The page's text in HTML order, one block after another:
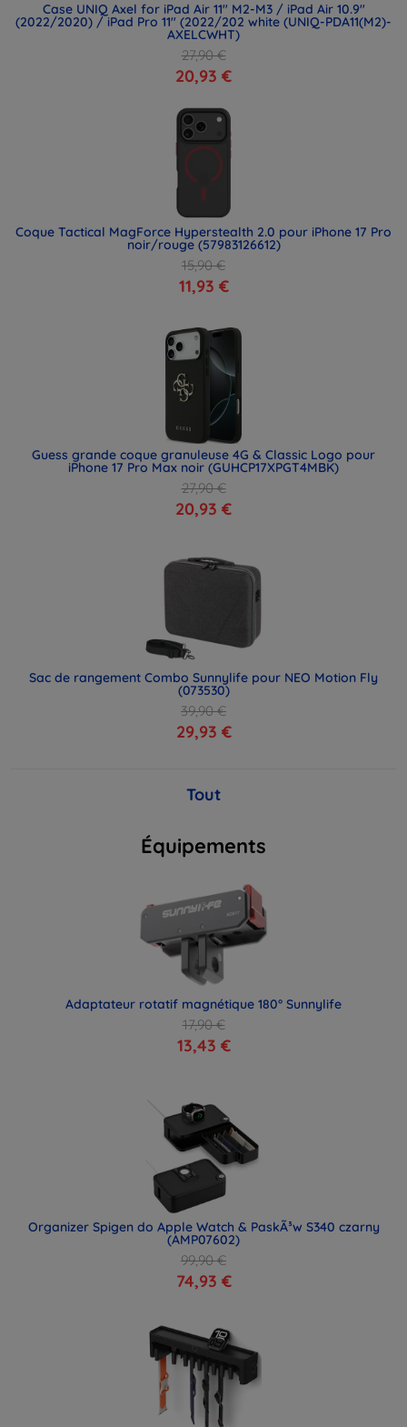
Case UNIQ Axel for iPad Air 11" M2-M3 / iPad Air 10.9"
(2022/2020) / iPad Pro 11" (2022/202 white (UNIQ-PDA11(M2)-
AXELCWHT)
27,90 €
20,93 €
Coque Tactical MagForce Hyperstealth 2.0 pour iPhone 17 Pro
noir/rouge (57983126612)
15,90 €
11,93 €
Guess grande coque granuleuse 4G & Classic Logo pour
iPhone 17 Pro Max noir (GUHCP17XPGT4MBK)
27,90 €
20,93 €
Sac de rangement Combo Sunnylife pour NEO Motion Fly
(073530)
39,90 €
29,93 €
Tout
Équipements
Adaptateur rotatif magnétique 180° Sunnylife
17,90 €
13,43 €
Organizer Spigen do Apple Watch & PaskÃ³w S340 czarny
(AMP07602)
99,90 €
74,93 €